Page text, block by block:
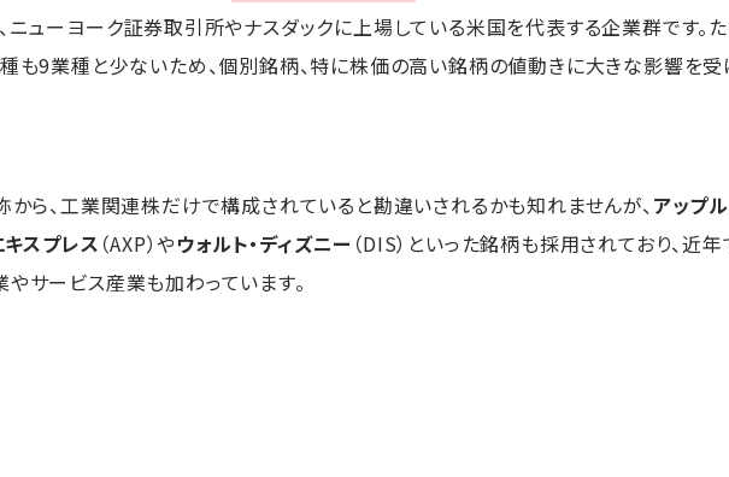
ニューヨーク証券取引所やナスダックに上場している米国を代表する企業群です。
も9業種と少ないため、個別銘柄、特に株価の高い銘柄の値動きに大きな影響を受
から、工業関連株だけで構成されていると勘違いされるかも知れませんが、 アップル
キスプレス （AXP）やウォルト・ディズニー （DIS）といった銘柄も採用されており、近
サービス産業も加わっています。